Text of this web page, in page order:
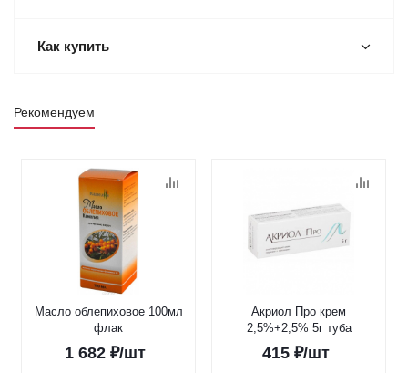
Как купить
Рекомендуем
Масло облепиховое 100мл
флак
1 682 ₽/шт
Акриол Про крем
2,5%+2,5% 5г туба
415₽/шт